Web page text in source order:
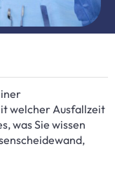
welcher Ausfallzeit
was Sie wissen